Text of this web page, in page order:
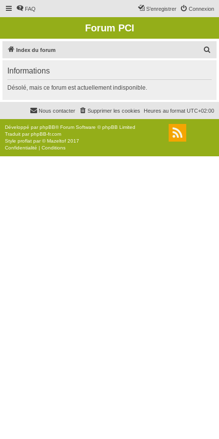
FAQ Connexion
S’enregistrer
Forum PCI
Index du forum
r
c
r
Informations
Désolé, mais ce forum est actuellement indisponible.
Heures au format UTC+02:00
Supprimer les cookies
Nous contacter
Développé parphpBB® Forum Software © phpBB Limited
Traduit parphpBB-fr.com
Style proflat par ©Mazeltof 2017
Confidentialité | Conditions